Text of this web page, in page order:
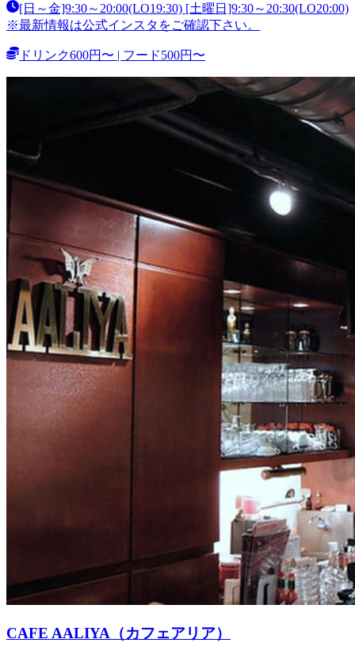
[日～金]9:30～20:00(LO19:30) [土曜日]9:30～20:30(LO20:00)
※最新情報は公式インスタをご確認下さい。
ドリンク600円〜 | フード500円〜
CAFE AALIYA（カフェアリア）